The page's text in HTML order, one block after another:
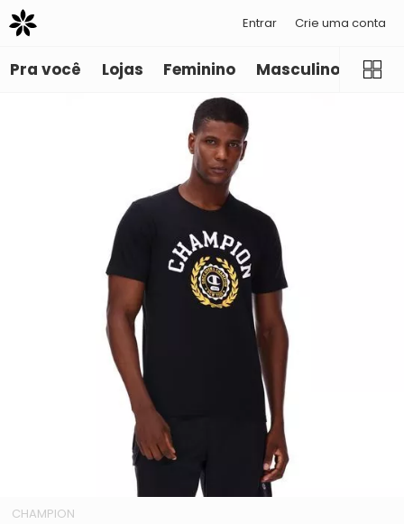
Entrar Crie uma conta
Pra você Lojas Feminino Masculino
CHAMPION